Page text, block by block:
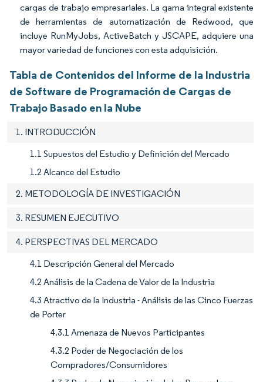
cargas de trabajo empresariales. La gama integral existente
de herramientas de automatización de Redwood, que
incluye RunMyJobs, ActiveBatch y JSCAPE, adquiere una
mayor variedad de funciones con esta adquisición.
Tabla de Contenidos del Informe de la Industria
de Software de Programación de Cargas de
Trabajo Basado en la Nube
1. INTRODUCCIÓN
1.1 Supuestos del Estudio y Definición del Mercado
1.2 Alcance del Estudio
2. METODOLOGÍA DE INVESTIGACIÓN
3. RESUMEN EJECUTIVO
4. PERSPECTIVAS DEL MERCADO
4.1 Descripción General del Mercado
4.2 Análisis de la Cadena de Valor de la Industria
4.3 Atractivo de la Industria - Análisis de las Cinco Fuerzas
de Porter
4.3.1 Amenaza de Nuevos Participantes
4.3.2 Poder de Negociación de los
Compradores/Consumidores